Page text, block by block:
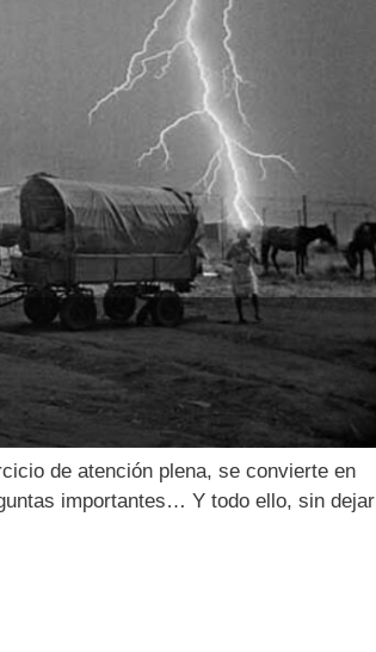
de atención plena, se convierte en
importantes… Y todo ello, sin dejar